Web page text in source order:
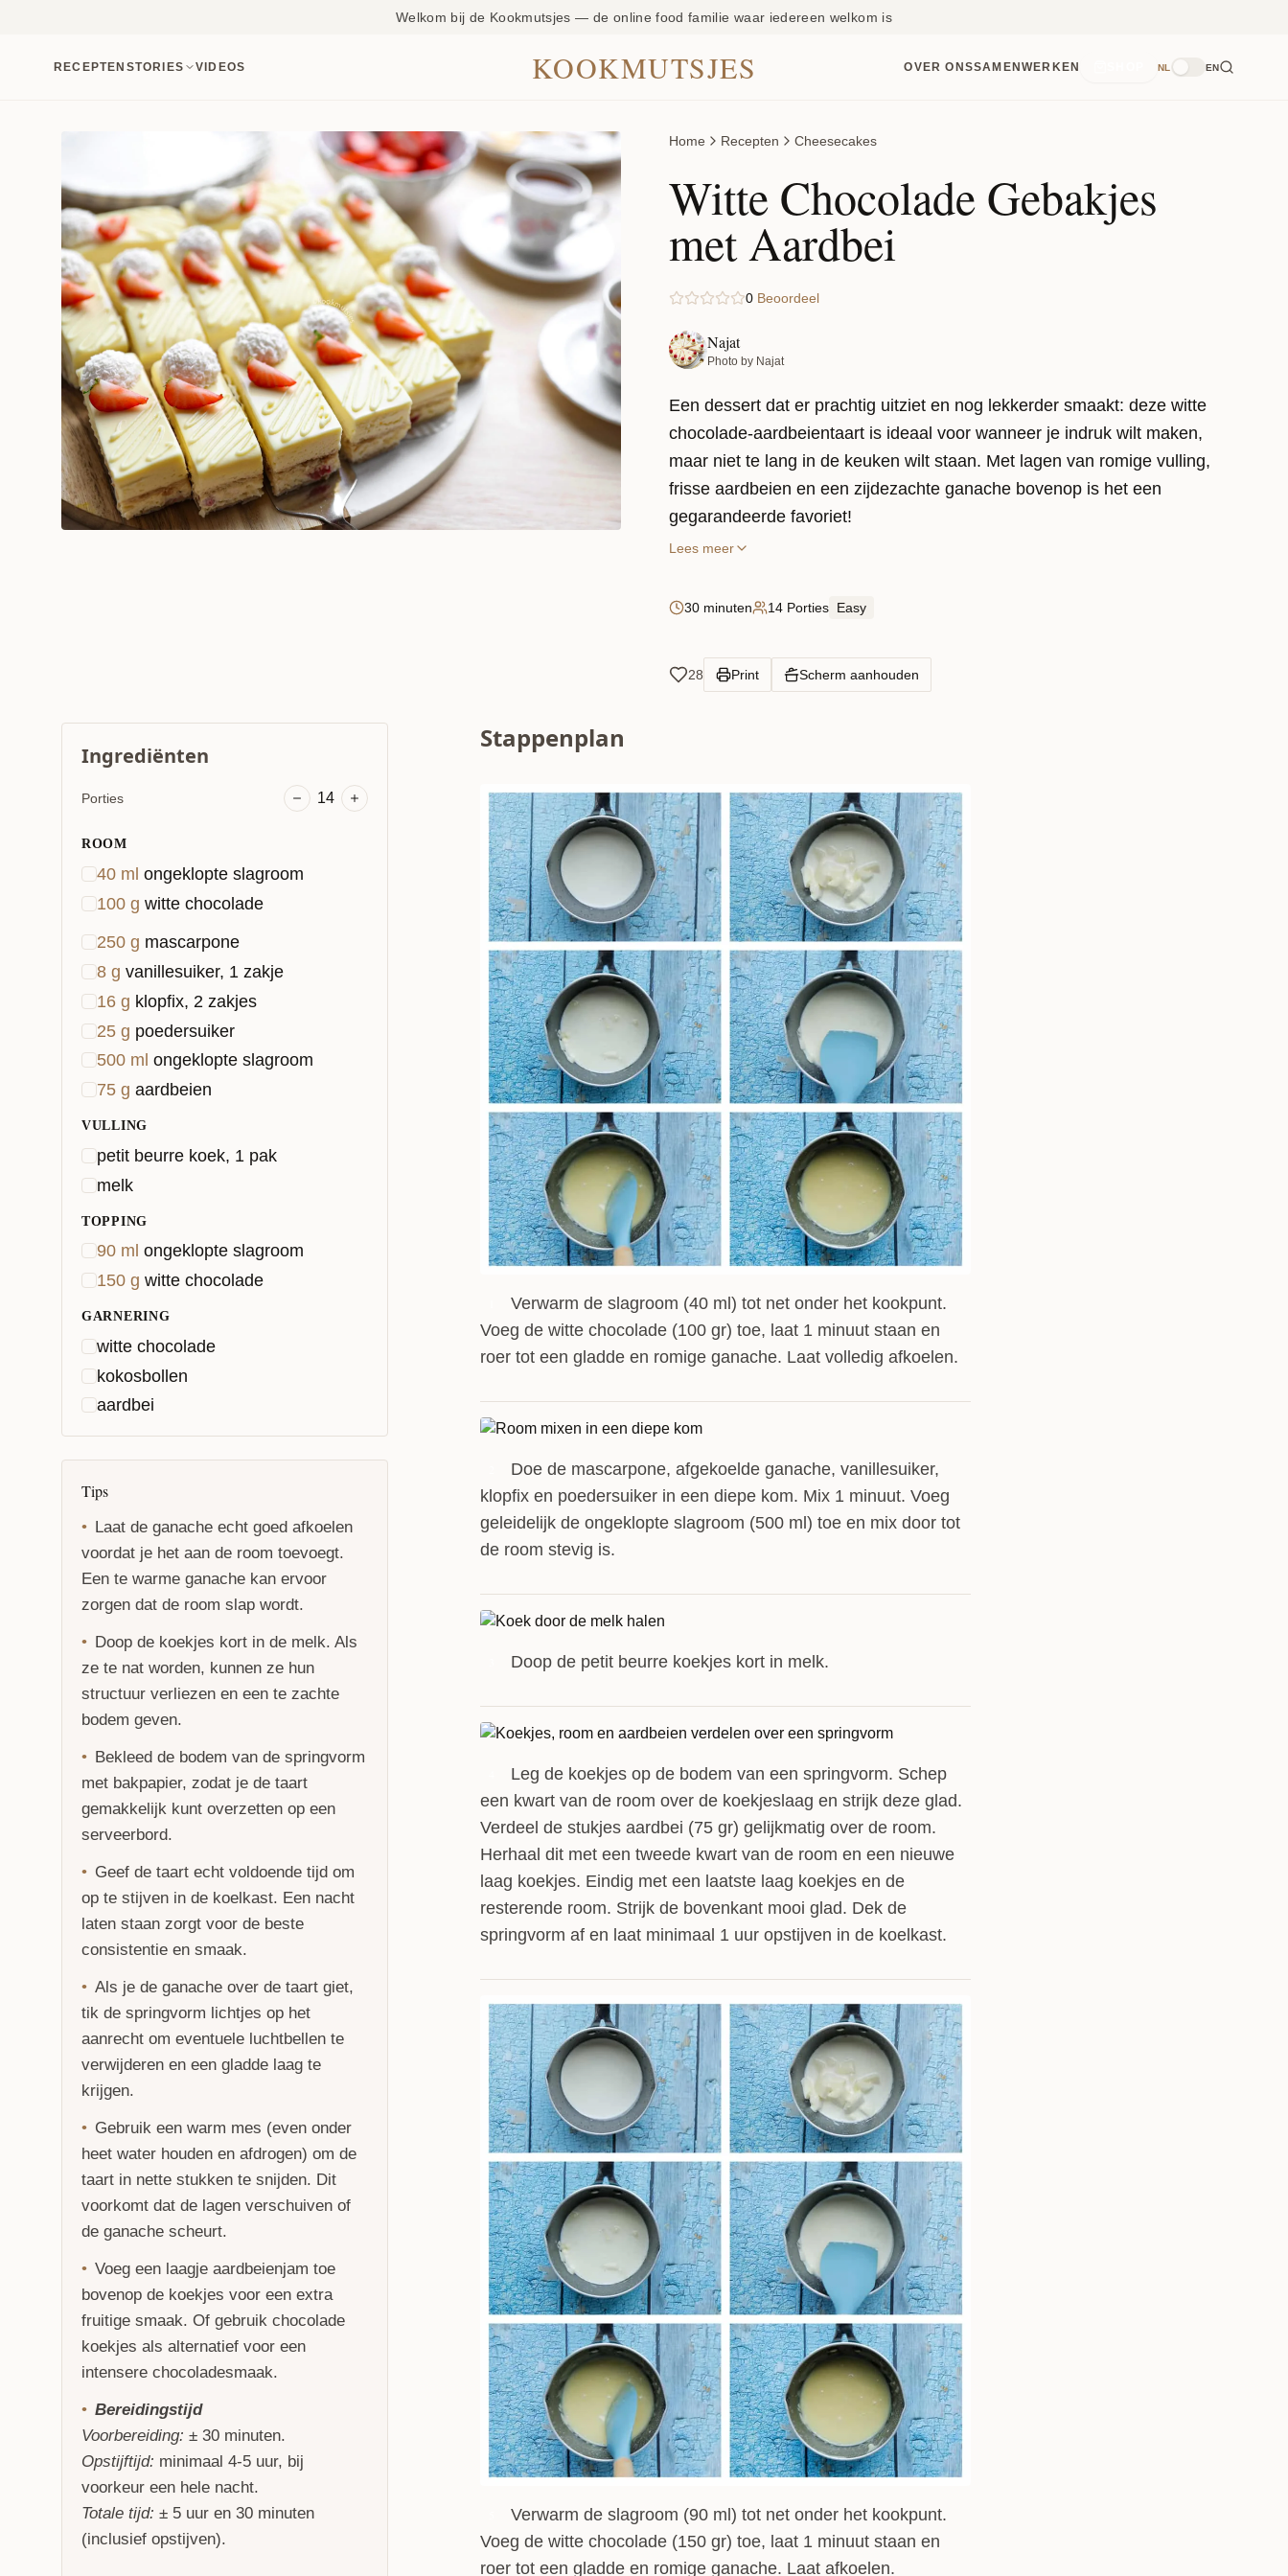
Welkom bij de Kookmutsjes — de online food familie waar iedereen welkom is
RECEPTEN STORIES VIDEOS KOOKMUTSJES OVER ONSSAMENWERKEN NL EN
Home Recepten Cheesecakes
Witte Chocolade Gebakjes
met Aardbei
0 Beoordeel
Najat
Photo by Najat
Een dessert dat er prachtig uitziet en nog lekkerder smaakt: deze witte
chocolade-aardbeientaart is ideaal voor wanneer je indruk wilt maken,
maar niet te lang in de keuken wilt staan. Met lagen van romige vulling,
frisse aardbeien en een zijdezachte ganache bovenop is het een
gegarandeerde favoriet!
Lees meer
30 minuten 14 Porties Easy
28 Print Scherm aanhouden
Ingrediënten
Porties 14
ROOM
40 ml ongeklopte slagroom
100 g witte chocolade
250 g mascarpone
8 g vanillesuiker, 1 zakje
16 g klopfix, 2 zakjes
25 g poedersuiker
500 ml ongeklopte slagroom
75 g aardbeien
VULLING
petit beurre koek, 1 pak
melk
TOPPING
90 ml ongeklopte slagroom
150 g witte chocolade
GARNERING
witte chocolade
kokosbollen
aardbei
Tips
Laat de ganache echt goed afkoelen
voordat je het aan de room toevoegt.
Een te warme ganache kan ervoor
zorgen dat de room slap wordt.
Doop de koekjes kort in de melk. Als
ze te nat worden, kunnen ze hun
structuur verliezen en een te zachte
bodem geven.
Bekleed de bodem van de springvorm
met bakpapier, zodat je de taart
gemakkelijk kunt overzetten op een
serveerbord.
Geef de taart echt voldoende tijd om
op te stijven in de koelkast. Een nacht
laten staan zorgt voor de beste
consistentie en smaak.
Als je de ganache over de taart giet,
tik de springvorm lichtjes op het
aanrecht om eventuele luchtbellen te
verwijderen en een gladde laag te
krijgen.
Gebruik een warm mes (even onder
heet water houden en afdrogen) om de
taart in nette stukken te snijden. Dit
voorkomt dat de lagen verschuiven of
de ganache scheurt.
Voeg een laagje aardbeienjam toe
bovenop de koekjes voor een extra
fruitige smaak. Of gebruik chocolade
koekjes als alternatief voor een
intensere chocoladesmaak.
Bereidingstijd
Voorbereiding: ± 30 minuten.
Opstijftijd: minimaal 4-5 uur, bij
voorkeur een hele nacht.
Totale tijd: ± 5 uur en 30 minuten
(inclusief opstijven).
Stappenplan
Verwarm de slagroom (40 ml) tot net onder het kookpunt.
Voeg de witte chocolade (100 gr) toe, laat 1 minuut staan en
roer tot een gladde en romige ganache. Laat volledig afkoelen.
Doe de mascarpone, afgekoelde ganache, vanillesuiker,
klopfix en poedersuiker in een diepe kom. Mix 1 minuut. Voeg
geleidelijk de ongeklopte slagroom (500 ml) toe en mix door tot
de room stevig is.
Doop de petit beurre koekjes kort in melk.
Leg de koekjes op de bodem van een springvorm. Schep
een kwart van de room over de koekjeslaag en strijk deze glad.
Verdeel de stukjes aardbei (75 gr) gelijkmatig over de room.
Herhaal dit met een tweede kwart van de room en een nieuwe
laag koekjes. Eindig met een laatste laag koekjes en de
resterende room. Strijk de bovenkant mooi glad. Dek de
springvorm af en laat minimaal 1 uur opstijven in de koelkast.
Verwarm de slagroom (90 ml) tot net onder het kookpunt.
Voeg de witte chocolade (150 gr) toe, laat 1 minuut staan en
roer tot een gladde en romige ganache. Laat afkoelen.